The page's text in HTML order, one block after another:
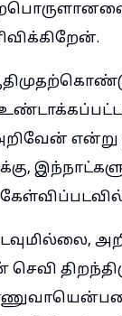
என்று